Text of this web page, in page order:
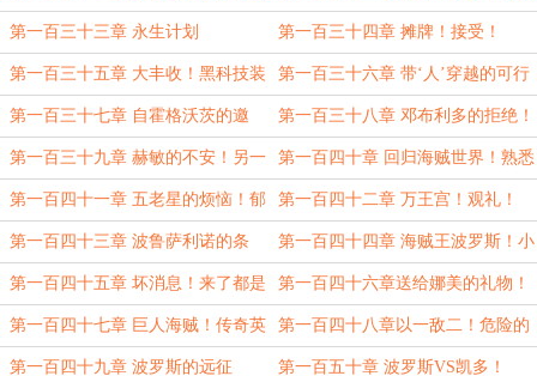
外星人！ 伊博士！
第一百三十三章 永生计划 第一百三十四章 摊牌！接受！
第一百三十五章 大丰收！黑科技装
备！
第一百三十六章 带‘人’穿越的可行
性
第一百三十七章 自霍格沃茨的邀
请！交易的细节！
第一百三十八章 邓布利多的拒绝！
聊天群的未来！
第一百三十九章 赫敏的不安！另一
种形式的交易！
第一百四十章 回归海贼世界！熟悉
的感觉！
第一百四十一章 五老星的烦恼！郁
闷的空元帅！
第一百四十二章 万王宫！观礼！
第一百四十三章 波鲁萨利诺的条
件！收买！
第一百四十四章 海贼王波罗斯！小
富婆！
第一百四十五章 坏消息！来了都是
海军人！
第一百四十六章送给娜美的礼物！
无处安放的魅力！
第一百四十七章 巨人海贼！传奇英
雄！
第一百四十八章以一敌二！危险的
世界！
第一百四十九章 波罗斯的远征 第一百五十章 波罗斯VS凯多！